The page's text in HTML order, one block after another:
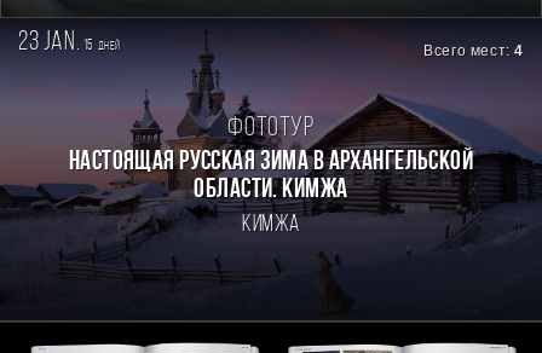
23 jan. 15 дней Всего мест:4
Фототур
Настоящая Русская зима в Архангельской
области. Кимжа
Кимжа